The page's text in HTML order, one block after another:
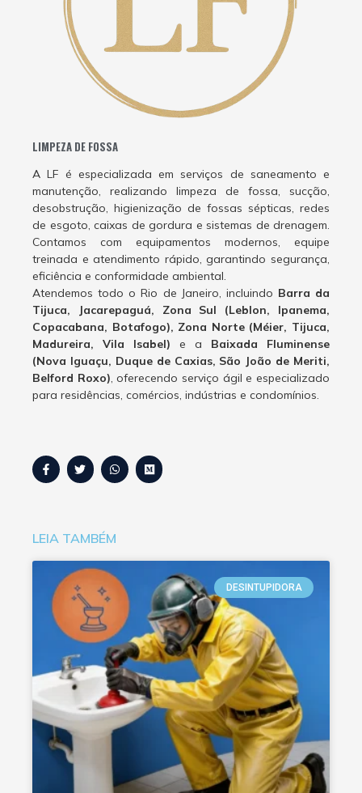
LIMPEZA DE FOSSA
A LF é especializada em serviços de saneamento e
manutenção, realizando limpeza de fossa, sucção,
desobstrução, higienização de fossas sépticas, redes
de esgoto, caixas de gordura e sistemas de drenagem.
Contamos com equipamentos modernos, equipe
treinada e atendimento rápido, garantindo segurança,
eficiência e conformidade ambiental.
Atendemos todo o Rio de Janeiro, incluindo Barra da
Tijuca, Jacarepaguá, Zona Sul (Leblon, Ipanema,
Copacabana, Botafogo), Zona Norte (Méier, Tijuca,
Madureira, Vila Isabel) e a Baixada Fluminense
(Nova Iguaçu, Duque de Caxias, São João de Meriti,
Belford Roxo), oferecendo serviço ágil e especializado
para residências, comércios, indústrias e condomínios.
LEIA TAMBÉM
DESINTUPIDORA